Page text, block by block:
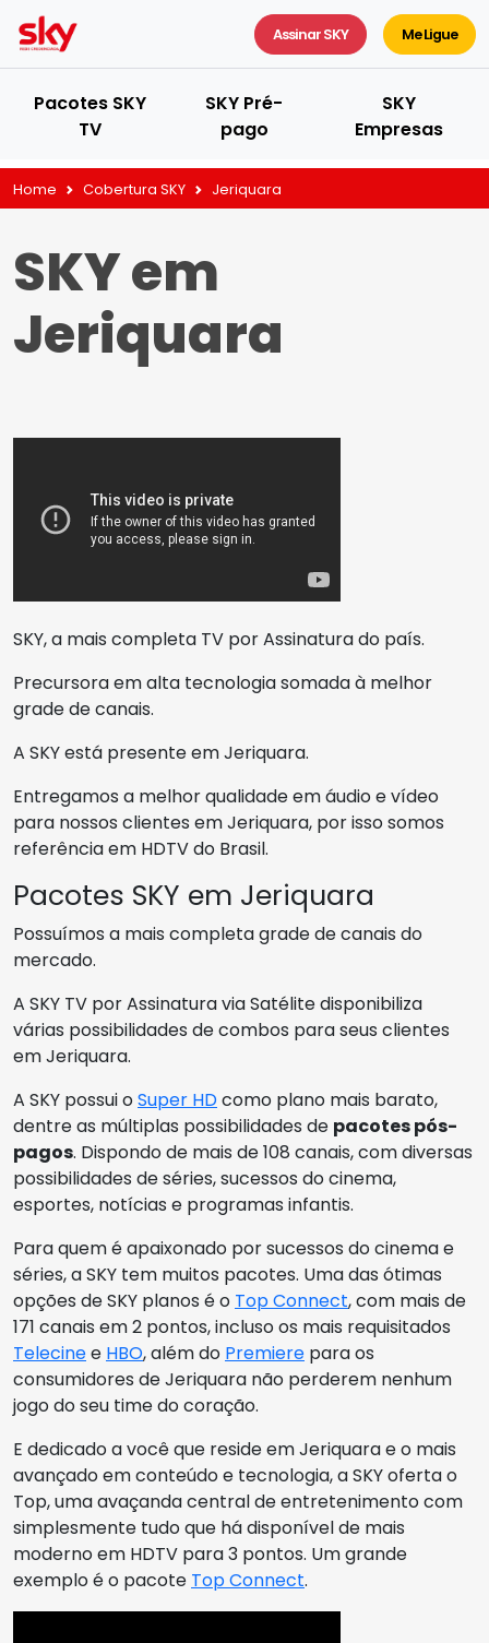
Assinar SKY Me Ligue
Pacotes SKY
TV
SKY Pré-
pago
SKY
Empresas
Home Cobertura SKY Jeriquara
SKY em
Jeriquara
SKY, a mais completa TV por Assinatura do país.
Precursora em alta tecnologia somada à melhor
grade de canais.
A SKY está presente em Jeriquara.
Entregamos a melhor qualidade em áudio e vídeo
para nossos clientes em Jeriquara, por isso somos
referência em HDTV do Brasil.
Pacotes SKY em Jeriquara
Possuímos a mais completa grade de canais do
mercado.
A SKY TV por Assinatura via Satélite disponibiliza
várias possibilidades de combos para seus clientes
em Jeriquara.
A SKY possui oSuper HDcomo plano mais barato,
dentre as múltiplas possibilidades de pacotes pós-
pagos. Dispondo de mais de 108 canais, com diversas
possibilidades de séries, sucessos do cinema,
esportes, notícias e programas infantis.
Para quem é apaixonado por sucessos do cinema e
séries, a SKY tem muitos pacotes. Uma das ótimas
opções de SKY planos é o Top Connect, com mais de
171 canais em 2 pontos, incluso os mais requisitados
Telecinee HBO, além do Premiere para os
consumidores de Jeriquara não perderem nenhum
jogo do seu time do coração.
E dedicado a você que reside em Jeriquara e o mais
avançado em conteúdo e tecnologia, a SKY oferta o
Top, uma avaçanda central de entretenimento com
simplesmente tudo que há disponível de mais
moderno em HDTV para 3 pontos. Um grande
exemplo é o pacote Top Connect.